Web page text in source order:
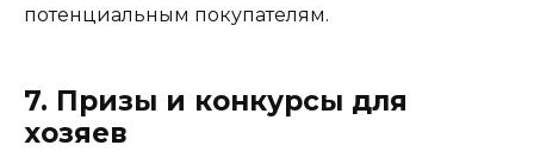
потенциальным покупателям.
7. Призы и конкурсы для
хозяев